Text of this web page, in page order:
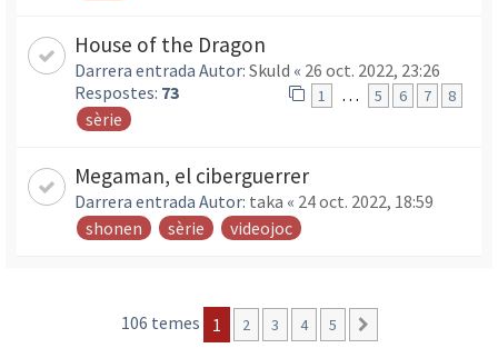
House of the Dragon
Darrera entrada Autor: Skuld « 26 oct. 2022, 23:26
Respostes: 73 1 … 5 6 7 8
sèrie
Megaman, el ciberguerrer
Darrera entrada Autor: taka « 24 oct. 2022, 18:59
shonen
sèrie videojoc
106 temes 1 2 3 4 5